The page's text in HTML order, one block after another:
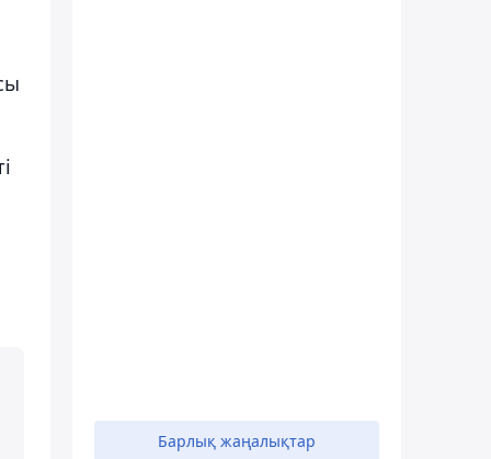
Барлық жаңалықтар